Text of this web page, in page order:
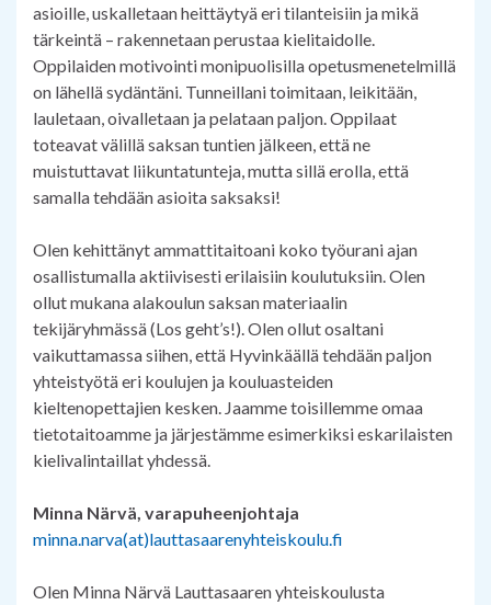
asioille, uskalletaan heittäytyä eri tilanteisiin ja mikä
tärkeintä – rakennetaan perustaa kielitaidolle.
Oppilaiden motivointi monipuolisilla opetusmenetelmillä
on lähellä sydäntäni. Tunneillani toimitaan, leikitään,
lauletaan, oivalletaan ja pelataan paljon. Oppilaat
toteavat välillä saksan tuntien jälkeen, että ne
muistuttavat liikuntatunteja, mutta sillä erolla, että
samalla tehdään asioita saksaksi!
Olen kehittänyt ammattitaitoani koko työurani ajan
osallistumalla aktiivisesti erilaisiin koulutuksiin. Olen
ollut mukana alakoulun saksan materiaalin
tekijäryhmässä (Los geht’s!). Olen ollut osaltani
vaikuttamassa siihen, että Hyvinkäällä tehdään paljon
yhteistyötä eri koulujen ja kouluasteiden
kieltenopettajien kesken. Jaamme toisillemme omaa
tietotaitoamme ja järjestämme esimerkiksi eskarilaisten
kielivalintaillat yhdessä.
Minna Närvä, varapuheenjohtaja
minna.narva(at)lauttasaarenyhteiskoulu.fi
Olen Minna Närvä Lauttasaaren yhteiskoulusta